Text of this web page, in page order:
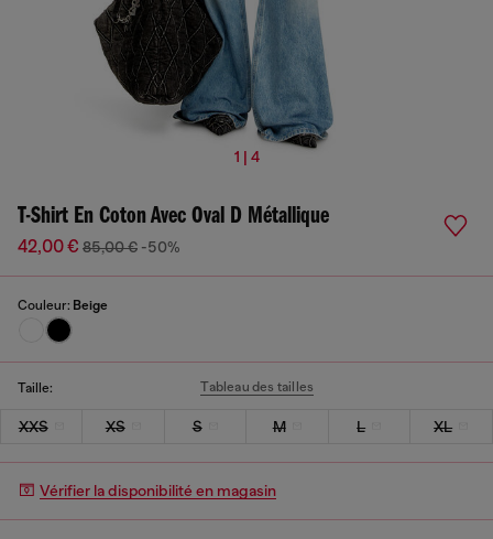
1 | 4
T-Shirt En Coton Avec Oval D Métallique
42,00 € 85,00 € -50%
Couleur: Beige
Taille: Tableau des tailles
XXS XS S M L XL
Vérifier la disponibilité en magasin